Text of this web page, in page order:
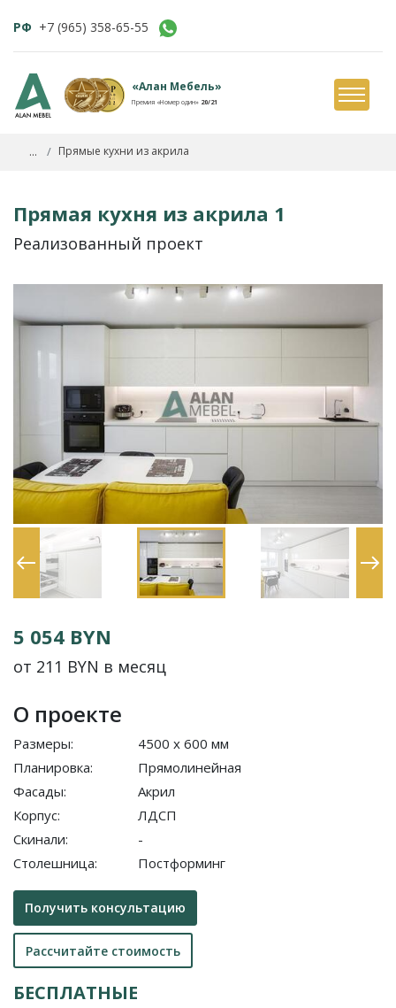
РФ +7 (965) 358-65-55
«Алан Мебель»
Премия «Номер один» 20/21
... Прямые кухни из акрила
Прямая кухня из акрила 1
Реализованный проект
5 054 BYN
от 211 BYN в месяц
О проекте
Размеры:
Планировка:
Фасады:
Корпус:
Скинали:
Столешница:
4500 x 600 мм
Прямолинейная
Акрил
ЛДСП
-
Постформинг
Получить консультацию
Рассчитайте стоимость
БЕСПЛАТНЫЕ